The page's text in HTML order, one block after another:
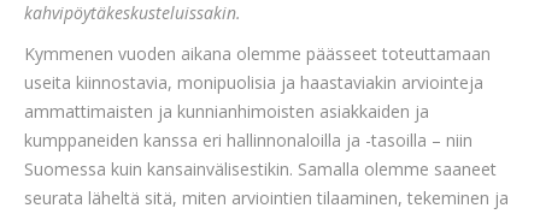
kahvipöytäkeskusteluissakin.
Kymmenen vuoden aikana olemme päässeet toteuttamaan
useita kiinnostavia, monipuolisia ja haastaviakin arviointeja
ammattimaisten ja kunnianhimoisten asiakkaiden ja
kumppaneiden kanssa eri hallinnonaloilla ja -tasoilla – niin
Suomessa kuin kansainvälisestikin. Samalla olemme saaneet
seurata läheltä sitä, miten arviointien tilaaminen, tekeminen ja